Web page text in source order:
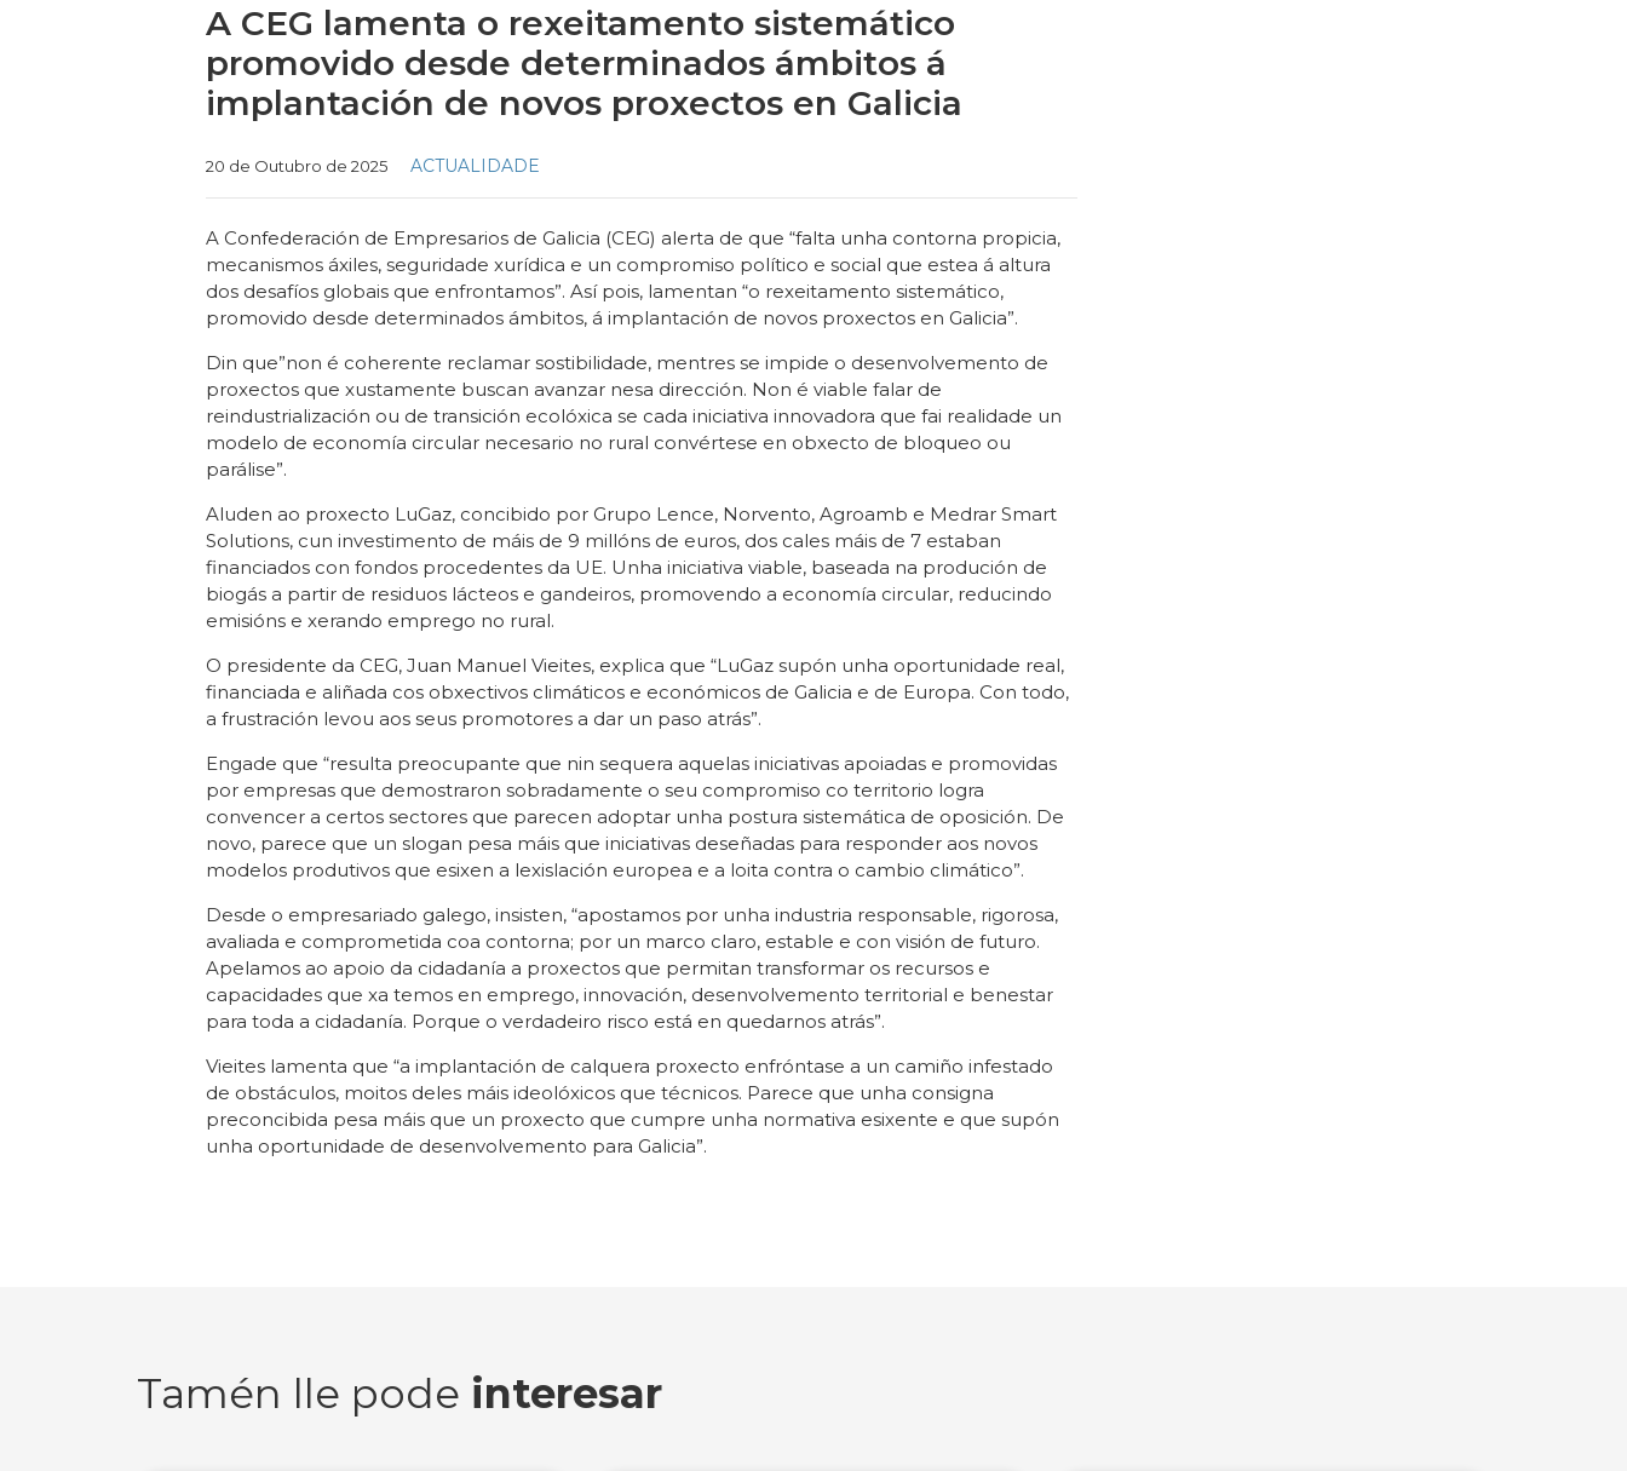
A CEG lamenta o rexeitamento sistemático
promovido desde determinados ámbitos á
implantación de novos proxectos en Galicia
20 de Outubro de 2025 Categories
ACTUALIDADE
A Confederación de Empresarios de Galicia (CEG) alerta de que “falta unha contorna propicia,
mecanismos áxiles, seguridade xurídica e un compromiso político e social que estea á altura
dos desafíos globais que enfrontamos”. Así pois, lamentan “o rexeitamento sistemático,
promovido desde determinados ámbitos, á implantación de novos proxectos en Galicia”.
Din que”non é coherente reclamar sostibilidade, mentres se impide o desenvolvemento de
proxectos que xustamente buscan avanzar nesa dirección. Non é viable falar de
reindustrialización ou de transición ecolóxica se cada iniciativa innovadora que fai realidade un
modelo de economía circular necesario no rural convértese en obxecto de bloqueo ou
parálise”.
Aluden ao proxecto LuGaz, concibido por Grupo Lence, Norvento, Agroamb e Medrar Smart
Solutions, cun investimento de máis de 9 millóns de euros, dos cales máis de 7 estaban
financiados con fondos procedentes da UE. Unha iniciativa viable, baseada na produción de
biogás a partir de residuos lácteos e gandeiros, promovendo a economía circular, reducindo
emisións e xerando emprego no rural.
O presidente da CEG, Juan Manuel Vieites, explica que “LuGaz supón unha oportunidade real,
financiada e aliñada cos obxectivos climáticos e económicos de Galicia e de Europa. Con todo,
a frustración levou aos seus promotores a dar un paso atrás”.
Engade que “resulta preocupante que nin sequera aquelas iniciativas apoiadas e promovidas
por empresas que demostraron sobradamente o seu compromiso co territorio logra
convencer a certos sectores que parecen adoptar unha postura sistemática de oposición. De
novo, parece que un slogan pesa máis que iniciativas deseñadas para responder aos novos
modelos produtivos que esixen a lexislación europea e a loita contra o cambio climático”.
Desde o empresariado galego, insisten, “apostamos por unha industria responsable, rigorosa,
avaliada e comprometida coa contorna; por un marco claro, estable e con visión de futuro.
Apelamos ao apoio da cidadanía a proxectos que permitan transformar os recursos e
capacidades que xa temos en emprego, innovación, desenvolvemento territorial e benestar
para toda a cidadanía. Porque o verdadeiro risco está en quedarnos atrás”.
Vieites lamenta que “a implantación de calquera proxecto enfróntase a un camiño infestado
de obstáculos, moitos deles máis ideolóxicos que técnicos. Parece que unha consigna
preconcibida pesa máis que un proxecto que cumpre unha normativa esixente e que supón
unha oportunidade de desenvolvemento para Galicia”.
Tamén lle pode interesar